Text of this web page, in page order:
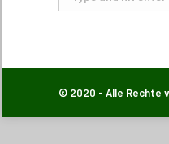
© 2020 - Alle Rechte